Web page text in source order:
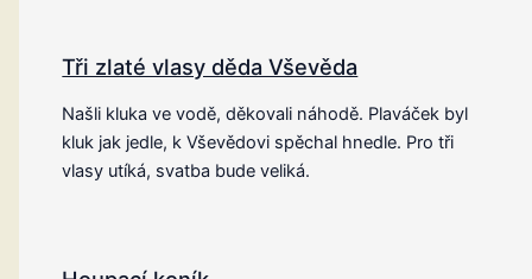
Tři zlaté vlasy děda Vševěda
Našli kluka ve vodě, děkovali náhodě. Plaváček byl
kluk jak jedle, k Vševědovi spěchal hnedle. Pro tři
vlasy utíká, svatba bude veliká.